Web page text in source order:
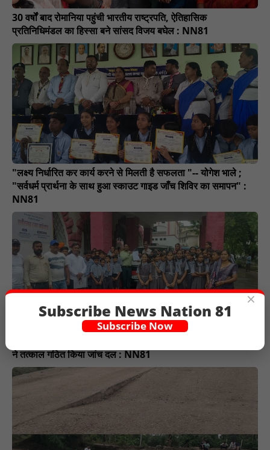
30 वर्षों बाद रोमानिया पहुंची भारतीय राष्ट्रपति, ऐतिहासिक
प्रतिनिधिमंडल का हिस्सा बने सांसद विजय बघेल : NN81
"लक्ष्य निर्धारित कर कार्य करने से मिलती है सफलता "-- योगेश भाले ;
"सर्वधर्म प्रार्थना के साथ हुआ स्काउट गाइड जाँच शिविर का समापन" :
NN81
ने तत्काल गठित किया जांच दल : NN81
×
Subscribe News Nation 81
Subscribe Now